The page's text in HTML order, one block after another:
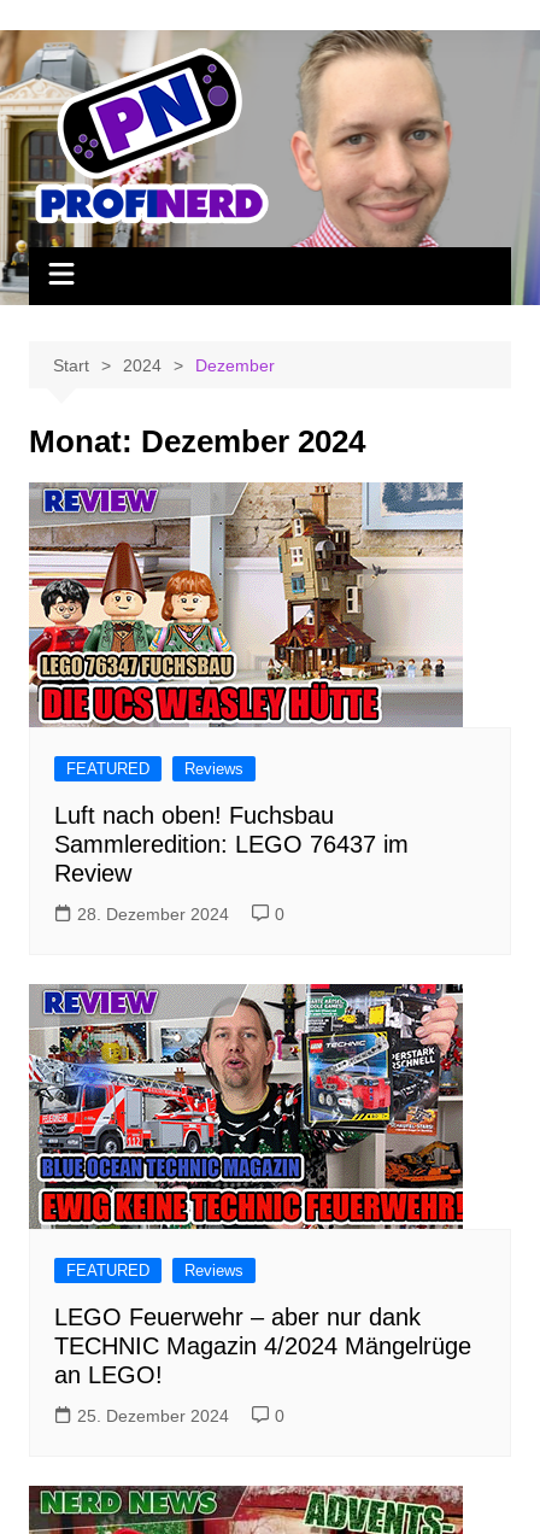
Inhalt
springen
Start 2024 Dezember
Monat: Dezember 2024
FEATURED Reviews
Luft nach oben! Fuchsbau
Sammleredition: LEGO 76437 im
Review
28. Dezember 2024 0
FEATURED Reviews
LEGO Feuerwehr – aber nur dank
TECHNIC Magazin 4/2024 Mängelrüge
an LEGO!
25. Dezember 2024 0